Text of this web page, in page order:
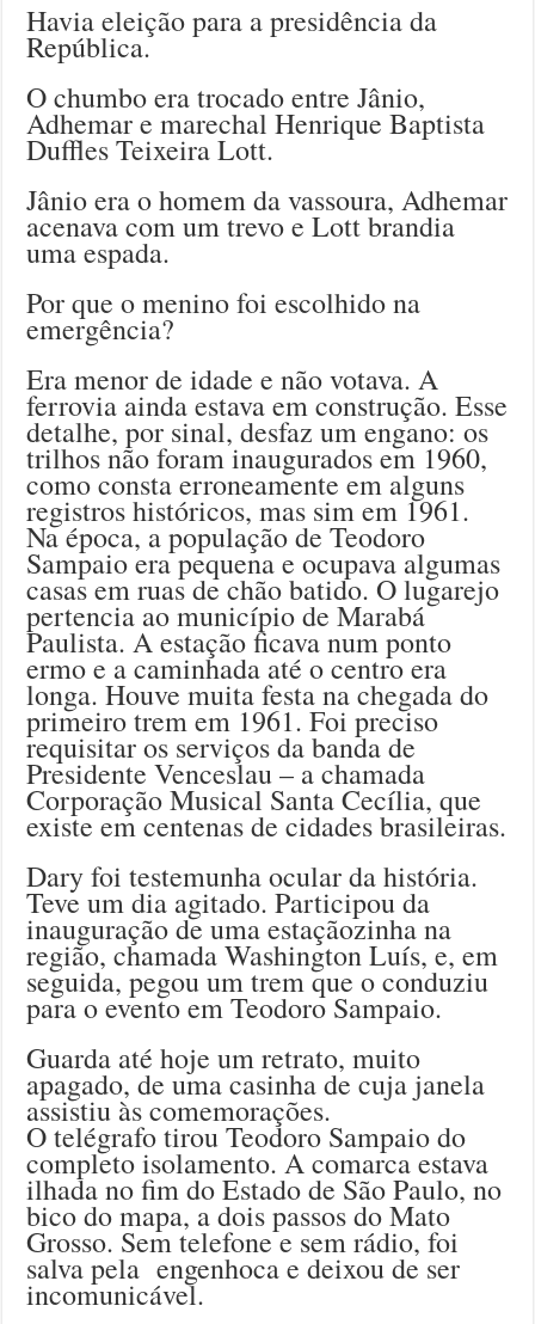
Havia eleição para a presidência da
República.
O chumbo era trocado entre Jânio,
Adhemar e marechal Henrique Baptista
Duffles Teixeira Lott.
Jânio era o homem da vassoura, Adhemar
acenava com um trevo e Lott brandia
uma espada.
Por que o menino foi escolhido na
emergência?
Era menor de idade e não votava. A
ferrovia ainda estava em construção. Esse
detalhe, por sinal, desfaz um engano: os
trilhos não foram inaugurados em 1960,
como consta erroneamente em alguns
registros históricos, mas sim em 1961.
Na época, a população de Teodoro
Sampaio era pequena e ocupava algumas
casas em ruas de chão batido. O lugarejo
pertencia ao município de Marabá
Paulista. A estação ficava num ponto
ermo e a caminhada até o centro era
longa. Houve muita festa na chegada do
primeiro trem em 1961. Foi preciso
requisitar os serviços da banda de
Presidente Venceslau – a chamada
Corporação Musical Santa Cecília, que
existe em centenas de cidades brasileiras.
Dary foi testemunha ocular da história.
Teve um dia agitado. Participou da
inauguração de uma estaçãozinha na
região, chamada Washington Luís, e, em
seguida, pegou um trem que o conduziu
para o evento em Teodoro Sampaio.
Guarda até hoje um retrato, muito
apagado, de uma casinha de cuja janela
assistiu às comemorações.
O telégrafo tirou Teodoro Sampaio do
completo isolamento. A comarca estava
ilhada no fim do Estado de São Paulo, no
bico do mapa, a dois passos do Mato
Grosso. Sem telefone e sem rádio, foi
salva pela engenhoca e deixou de ser
incomunicável.